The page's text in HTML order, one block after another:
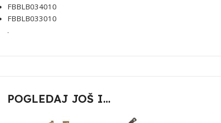
FBBLB034010
FBBLB033010
.
POGLEDAJ JOŠ I...